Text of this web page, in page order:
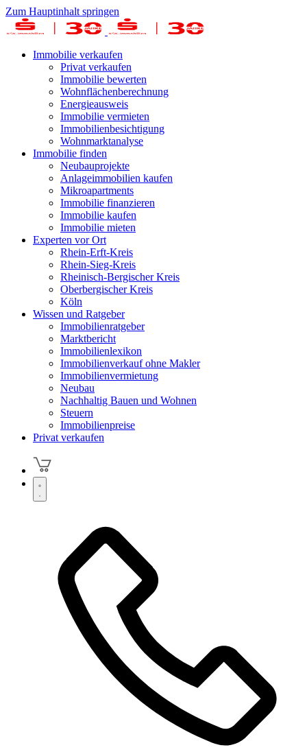
Zum Hauptinhalt springen
Immobilie verkaufen
Privat verkaufen
Immobilie bewerten
Wohnflächenberechnung
Energieausweis
Immobilie vermieten
Immobilienbesichtigung
Wohnmarktanalyse
Immobilie finden
Neubauprojekte
Anlageimmobilien kaufen
Mikroapartments
Immobilie finanzieren
Immobilie kaufen
Immobilie mieten
Experten vor Ort
Rhein-Erft-Kreis
Rhein-Sieg-Kreis
Rheinisch-Bergischer Kreis
Oberbergischer Kreis
Köln
Wissen und Ratgeber
Immobilienratgeber
Marktbericht
Immobilienlexikon
Immobilienverkauf ohne Makler
Immobilienvermietung
Neubau
Nachhaltig Bauen und Wohnen
Steuern
Immobilienpreise
Privat verkaufen